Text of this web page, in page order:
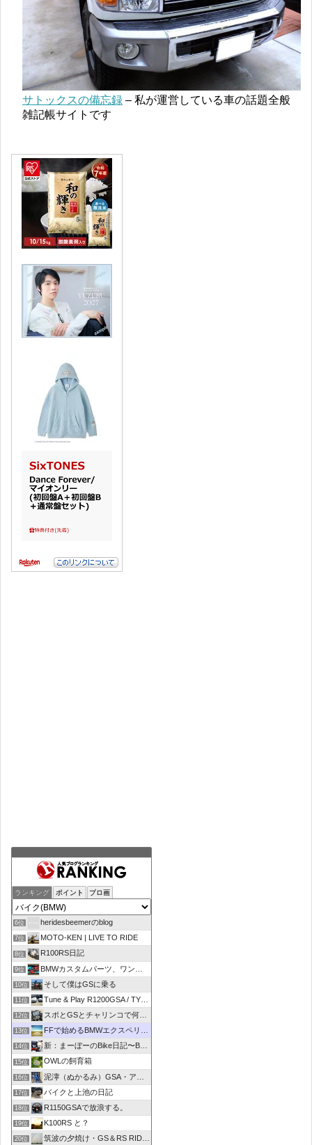
サトックスの備忘録 – 私が運営している車の話題全般
雑記帳サイトです
ランキング ポイント ブロ画
6位 heridesbeemerのblog
7位 MOTO-KEN | LIVE TO RIDE
8位 R100RS日記
9位 BMWカスタムパーツ、ワンオフマフラーのR-sty
10位 そして僕はGSに乗る
11位 Tune & Play R1200GSA / TYPE R
12位 スポとGSとチャリンコで何処いこう！
13位 FFで始めるBMWエクスペリエンス
14位 新：まーぼーのBike日記〜BMW R1100RT〜
15位 OWLの飼育箱
16位 泥濘（ぬかるみ）GSA・アルコーバ日記
17位 バイクと上池の日記
18位 R1150GSAで放浪する。
19位 K100RS と？
20位 筑波の夕焼け・GS＆RS RIDER